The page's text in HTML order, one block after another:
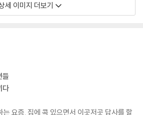
세 이미지 더보기
들
다
요즘. 집에 콕 있으면서 이곳저곳 답사를 할